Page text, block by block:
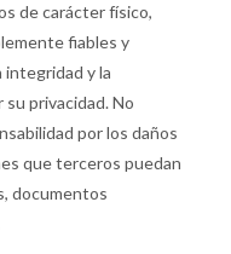
de carácter físico,
fiables y
y la
privacidad. No
por los daños
que terceros puedan
documentos